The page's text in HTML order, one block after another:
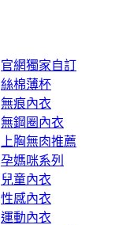
官網獨家自訂
絲棉薄杯
無痕內衣
無鋼圈內衣
上胸無肉推薦
孕媽咪系列
兒童內衣
性感內衣
運動內衣